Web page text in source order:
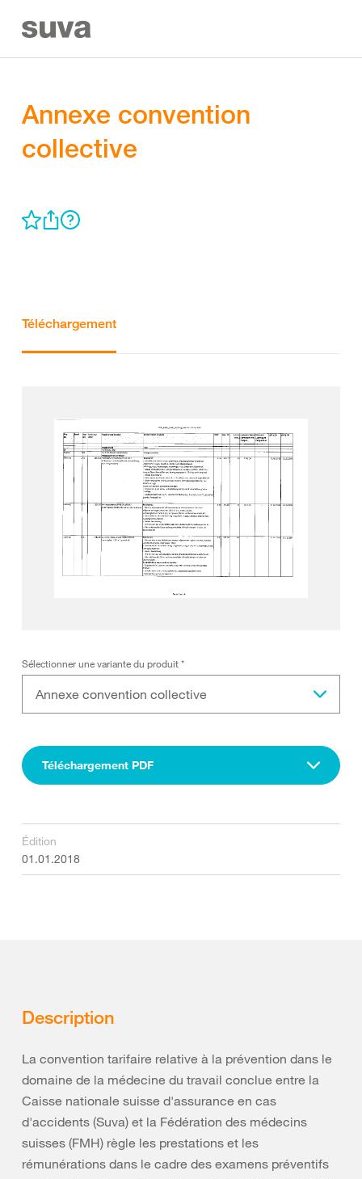
Annexe convention
collective
Téléchargement
Sélectionner une variante du produit*
Annexe convention collective
Téléchargement PDF
Édition
01.01.2018
Description
La convention tarifaire relative à la prévention dans le
domaine de la médecine du travail conclue entre la
Caisse nationale suisse d'assurance en cas
d'accidents (Suva) et la Fédération des médecins
suisses (FMH) règle les prestations et les
rémunérations dans le cadre des examens préventifs